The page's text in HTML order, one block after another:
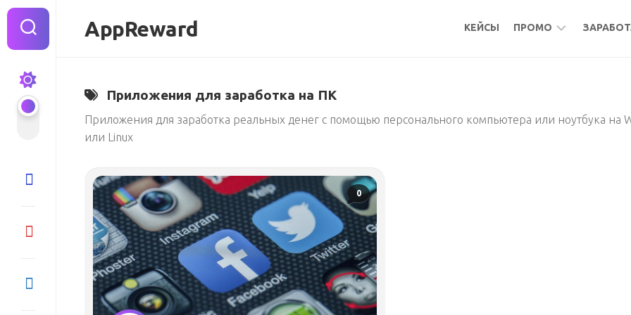
Перейти
содержанию
AppReward КЕЙСЫ ПРОМО
АКТИВНОСТИ
Приложения для заработка на ПК
Приложения для заработка реальных денег с помощью персонального компьютера или ноутбука на
или Linux
0